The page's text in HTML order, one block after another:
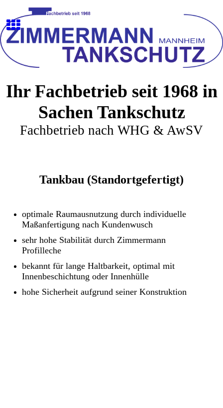
Ihr Fachbetrieb seit 1968 in
Sachen Tankschutz
Fachbetrieb nach WHG & AwSV
Tankbau (Standortgefertigt)
optimale Raumausnutzung durch individuelle
Maßanfertigung nach Kundenwusch
sehr hohe Stabilität durch Zimmermann
Profilleche
bekannt für lange Haltbarkeit, optimal mit
Innenbeschichtung oder Innenhülle
hohe Sicherheit aufgrund seiner Konstruktion